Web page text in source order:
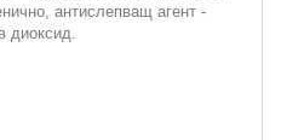
антислепващ агент -
диоксид.